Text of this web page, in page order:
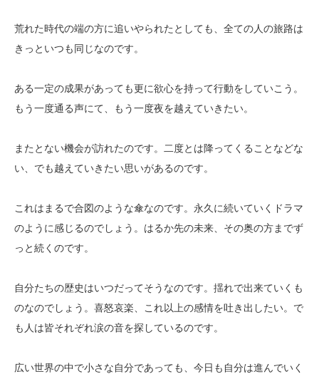
荒れた時代の端の方に追いやられたとしても、全ての人の旅路は
きっといつも同じなのです。
ある一定の成果があっても更に欲心を持って行動をしていこう。
もう一度通る声にて、もう一度夜を越えていきたい。
またとない機会が訪れたのです。二度とは降ってくることなどな
い、でも越えていきたい思いがあるのです。
これはまるで合図のような傘なのです。永久に続いていくドラマ
のように感じるのでしょう。はるか先の未来、その奥の方までず
っと続くのです。
自分たちの歴史はいつだってそうなのです。揺れで出来ていくも
のなのでしょう。喜怒哀楽、これ以上の感情を吐き出したい。で
も人は皆それぞれ涙の音を探しているのです。
広い世界の中で小さな自分であっても、今日も自分は進んでいく